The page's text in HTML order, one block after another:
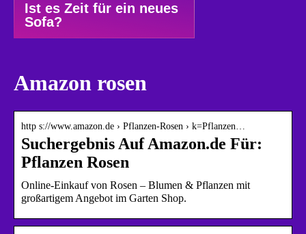
Ist es Zeit für ein neues
Sofa?
Amazon rosen
http s://www.amazon.de › Pflanzen-Rosen › k=Pflanzen…
Suchergebnis Auf Amazon.de Für:
Pflanzen Rosen
Online-Einkauf von Rosen – Blumen & Pflanzen mit
großartigem Angebot im Garten Shop.